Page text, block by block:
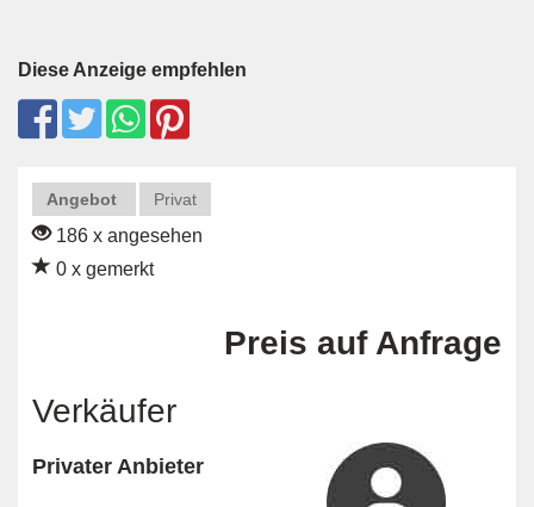
Diese Anzeige empfehlen
Angebot Privat
186 x angesehen
0 x gemerkt
Preis auf Anfrage
Verkäufer
Privater Anbieter